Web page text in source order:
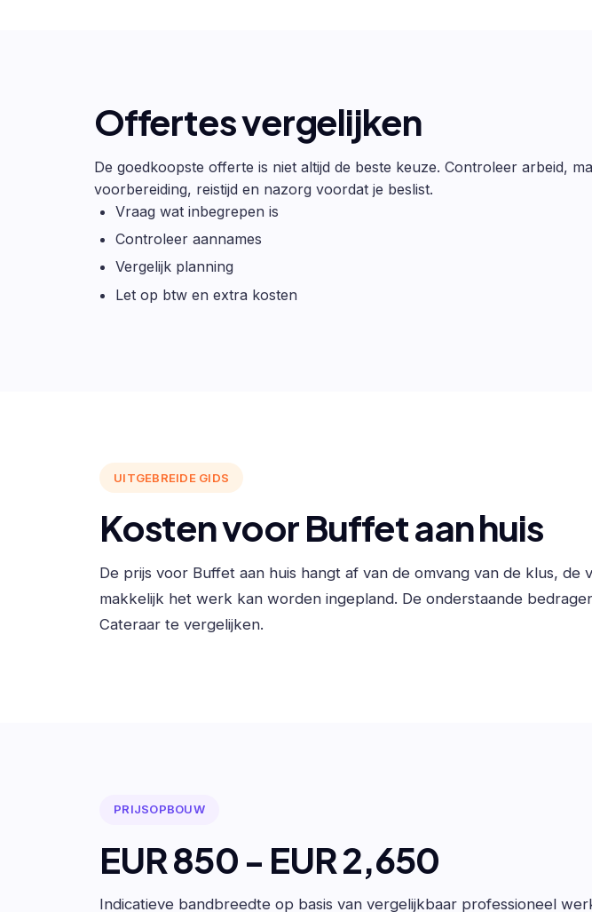
Offertes vergelijken
De goedkoopste offerte is niet altijd de beste keuze. Controleer arbeid,
voorbereiding, reistijd en nazorg voordat je beslist.
Vraag wat inbegrepen is
Controleer aannames
Vergelijk planning
Let op btw en extra kosten
UITGEBREIDE GIDS
Kosten voor Buffet aan huis
De prijs voor Buffet aan huis hangt af van de omvang van de klus,
makkelijk het werk kan worden ingepland. De onderstaande
Cateraar te vergelijken.
PRIJSOPBOUW
EUR 850 - EUR 2,650
Indicatieve bandbreedte op basis van vergelijkbaar professioneel